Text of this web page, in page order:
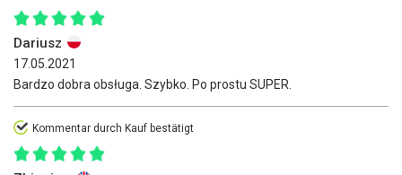
Dariusz
17.05.2021
Bardzo dobra obsługa. Szybko. Po prostu SUPER.
Kommentar durch Kauf bestätigt